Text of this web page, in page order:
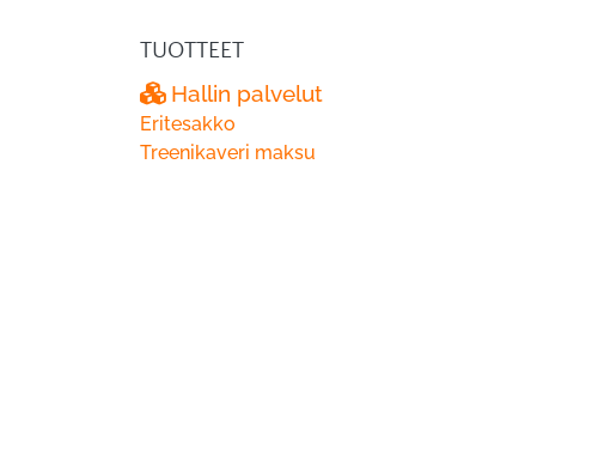
TUOTTEET
Hallin palvelut
Eritesakko
Treenikaveri maksu